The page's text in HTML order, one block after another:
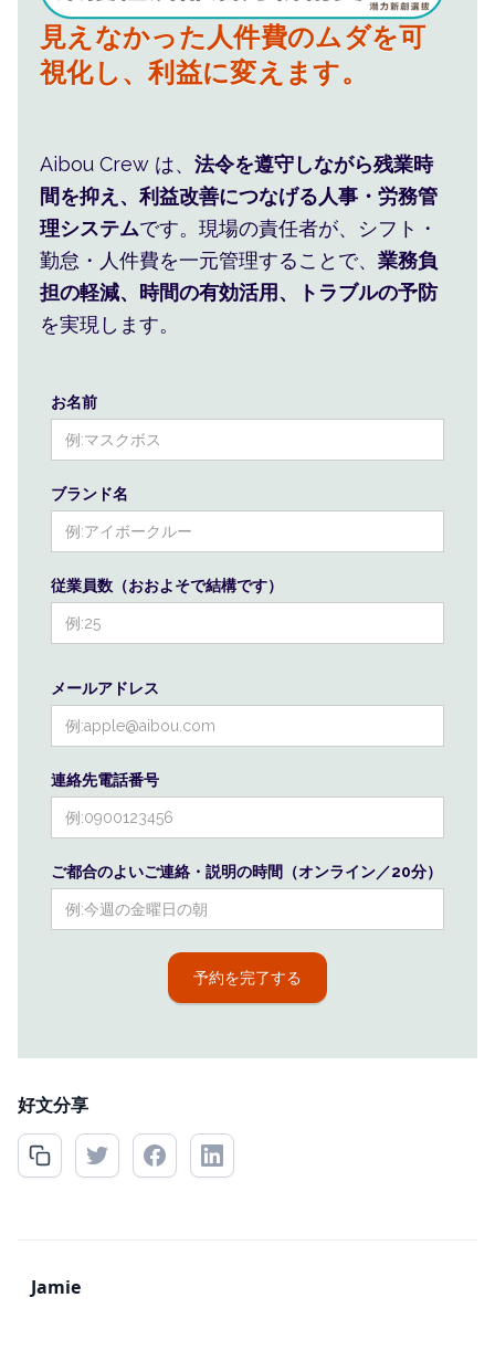
見えなかった人件費のムダを可
視化し、利益に変えます。
め、現場の判断を楽にします。
Aibou Crew は、 法令を遵守しながら残業時
間を抑え、利益改善につなげる人事・労務管
理システムです。現場の責任者が、シフト・
勤怠・人件費を一元管理することで、 業務負
担の軽減、時間の有効活用、トラブルの予防
を実現します。
お名前
ブランド名
従業員数（おおよそで結構です）
メールアドレス
連絡先電話番号
ご都合のよいご連絡・説明の時間（オンライン／20分）
好文分享
Jamie